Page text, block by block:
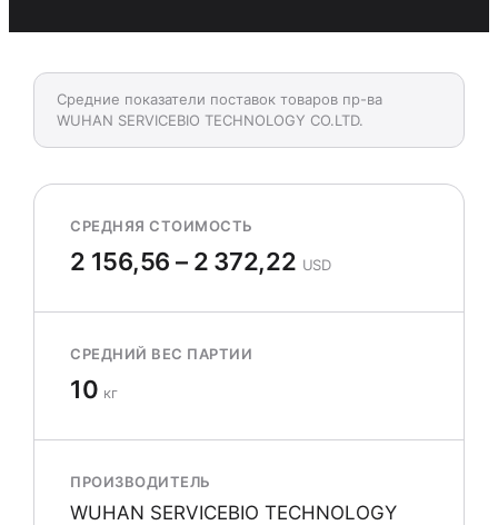
Средние показатели поставок товаров пр-ва
WUHAN SERVICEBIO TECHNOLOGY CO.LTD.
СРЕДНЯЯ СТОИМОСТЬ
2 156,56 – 2 372,22 USD
СРЕДНИЙ ВЕС ПАРТИИ
10 кг
ПРОИЗВОДИТЕЛЬ
WUHAN SERVICEBIO TECHNOLOGY